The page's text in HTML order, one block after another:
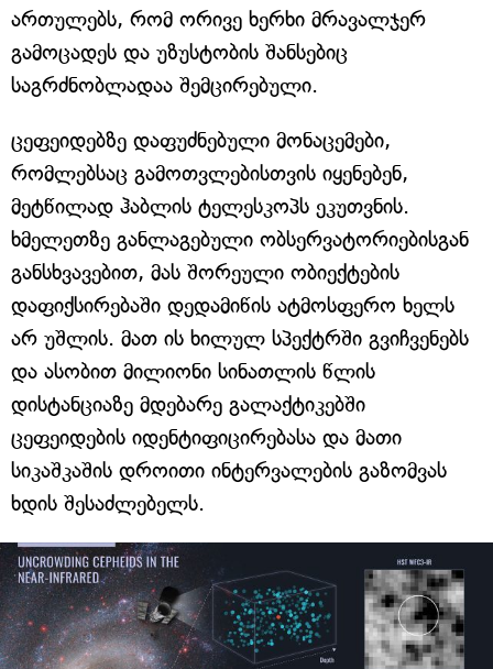
ართულებს, რომ ორივე ხერხი მრავალჯერ
გამოცადეს და უზუსტობის შანსებიც
საგრძნობლადაა შემცირებული.
ცეფეიდებზე დაფუძნებული მონაცემები,
რომლებსაც გამოთვლებისთვის იყენებენ,
მეტწილად ჰაბლის ტელესკოპს ეკუთვნის.
ხმელეთზე განლაგებული ობსერვატორიებისგან
განსხვავებით, მას შორეული ობიექტების
დაფიქსირებაში დედამიწის ატმოსფერო ხელს
არ უშლის. მათ ის ხილულ სპექტრში გვიჩვენებს
და ასობით მილიონი სინათლის წლის
დისტანციაზე მდებარე გალაქტიკებში
ცეფეიდების იდენტიფიცირებასა და მათი
სიკაშკაშის დროითი ინტერვალების გაზომვას
ხდის შესაძლებელს.